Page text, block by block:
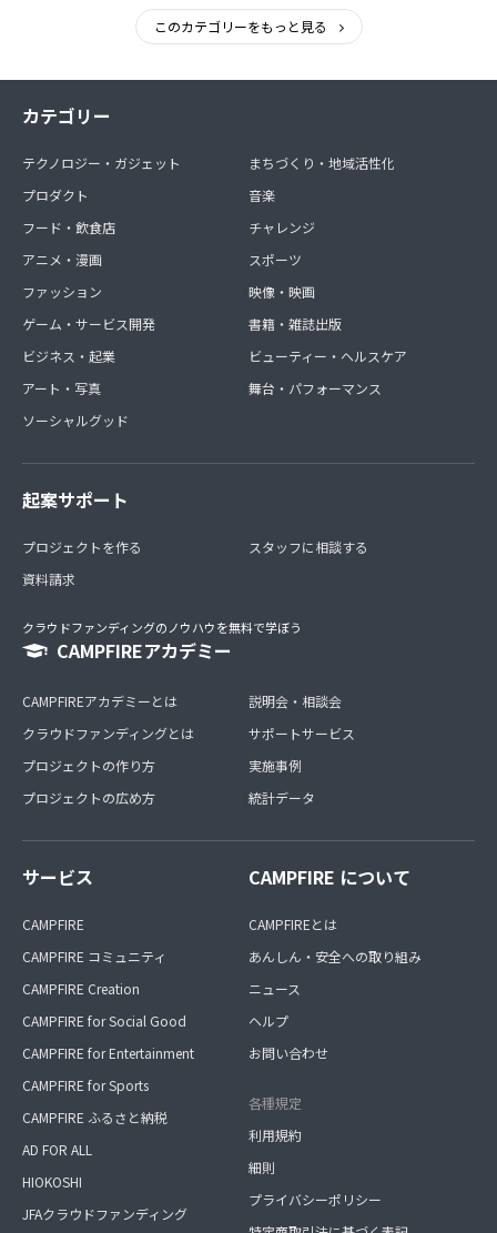
このカテゴリーをもっと見る
カテゴリー
テクノロジー・ガジェット
プロダクト
フード・飲食店
アニメ・漫画
ファッション
ゲーム・サービス開発
ビジネス・起業
アート・写真
ソーシャルグッド
まちづくり・地域活性化
音楽
チャレンジ
スポーツ
映像・映画
書籍・雑誌出版
ビューティー・ヘルスケア
舞台・パフォーマンス
起案サポート
プロジェクトを作る
資料請求
スタッフに相談する
クラウドファンディングのノウハウを無料で学ぼう
CAMPFIREアカデミー
CAMPFIREアカデミーとは
クラウドファンディングとは
プロジェクトの作り方
プロジェクトの広め方
説明会・相談会
サポートサービス
実施事例
統計データ
サービス
CAMPFIRE
CAMPFIRE コミュニティ
CAMPFIRE Creation
CAMPFIRE for Social Good
CAMPFIRE for Entertainment
CAMPFIRE for Sports
CAMPFIRE ふるさと納税
AD FOR ALL
HIOKOSHI
JFAクラウドファンディング
CAMPFIRE について
CAMPFIREとは
あんしん・安全への取り組み
ニュース
ヘルプ
お問い合わせ
各種規定
利用規約
細則
プライバシーポリシー